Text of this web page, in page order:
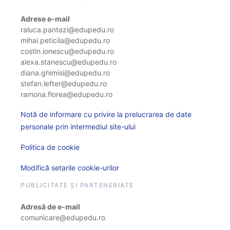
Adrese e-mail
raluca.pantazi@edupedu.ro
mihai.peticila@edupedu.ro
costin.ionescu@edupedu.ro
alexa.stanescu@edupedu.ro
diana.ghimisi@edupedu.ro
stefan.lefter@edupedu.ro
ramona.florea@edupedu.ro
Notă de informare cu privire la prelucrarea de date
personale prin intermediul site-ului
Politica de cookie
Modifică setarile cookie-urilor
PUBLICITATE ȘI PARTENERIATE
Adresă de e-mail
comunicare@edupedu.ro